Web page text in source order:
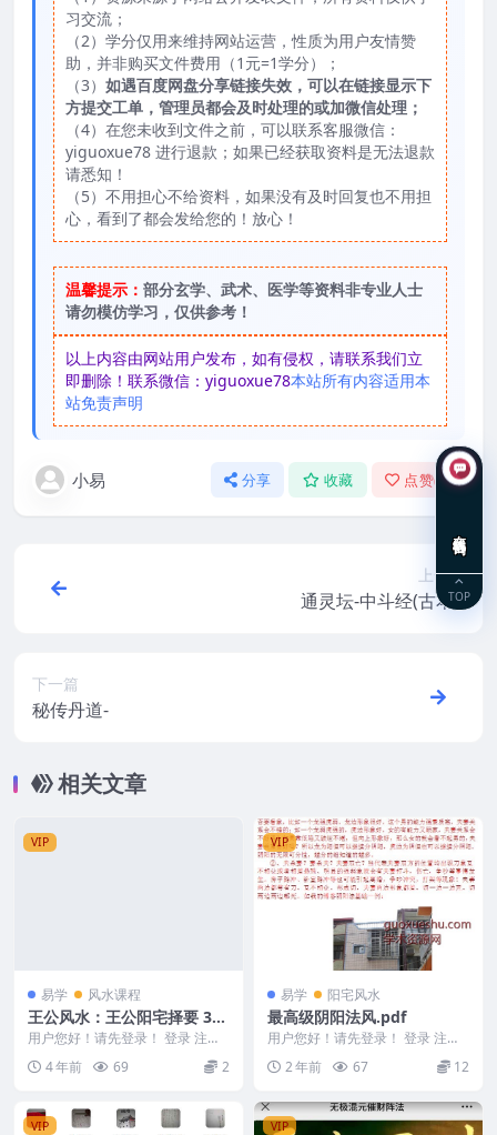
习交流；
（2）学分仅用来维持网站运营，性质为用户友情赞
助，并非购买文件费用（1元=1学分）；
（3） 如遇百度网盘分享链接失效，可以在链接显示下
方提交工单，管理员都会及时处理的或加微信处理；
（4）在您未收到文件之前，可以联系客服微信：
yiguoxue78 进行退款；如果已经获取资料是无法退款
请悉知！
（5）不用担心不给资料，如果没有及时回复也不用担
心，看到了都会发给您的！放心！
温馨提示： 部分玄学、武术、医学等资料非专业人士
请勿模仿学习，仅供参考！
以上内容由网站用户发布，如有侵权，请联系我们立
即删除！联系微信：yiguoxue78本站所有内容适用本
站免责声明
小易 分享 收藏 点赞( 0)
上一篇
通灵坛-中斗经(古本)-
下一篇
秘传丹道-
相关文章
VIP
易学 风水课程
王公风水：王公阳宅择要 38
页
用户您好！请先登录！ 登录 注册
编号：D22790 王公风水：王公阳
宅择要 3...
4 年前 69 2
VIP
易学 阳宅风水
最高级阴阳法风.pdf
用户您好！请先登录！ 登录 注册
最高级阴阳法风.pdf 114p 24084
4... 2 年前 67 12
VIP VIP
TOP